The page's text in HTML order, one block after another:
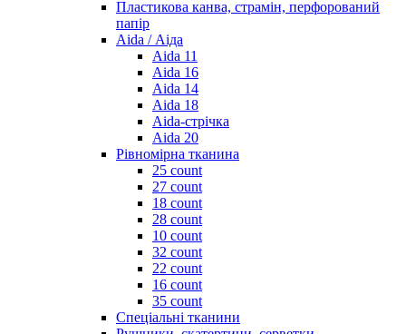
Пластикова канва, страмін, перфорований
папір
Aida / Аіда
Aida 11
Aida 16
Aida 14
Aida 18
Aida-стрічка
Aida 20
Рівномірна тканина
25 count
27 count
18 count
28 count
10 count
32 count
22 count
16 count
35 count
Спеціальні тканини